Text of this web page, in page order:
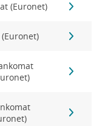
(Euronet)